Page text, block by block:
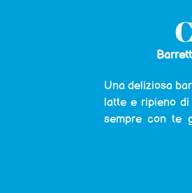
Una deliziosa
latte e ripieno
sempre con te